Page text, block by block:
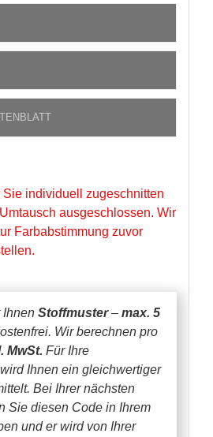
Sie individuell zugeschnitten
ausgeschlossen. Wir
Farbabstimmung zuvor
Ihnen Stoffmuster– max. 5
Wir berechnen pro
MwSt. Für Ihre
Ihnen ein gleichwertiger
Bei Ihrer nächsten
Sie diesen Code in Ihrem
und er wird von Ihrer